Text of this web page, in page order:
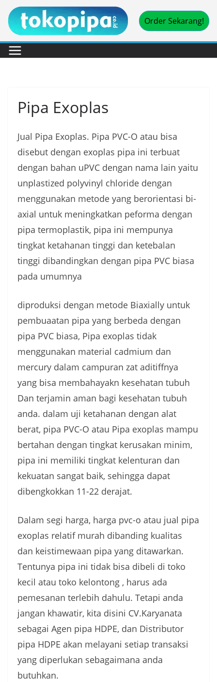
Skip
content
Order Sekarang!
Pipa Exoplas
Jual Pipa Exoplas. Pipa PVC-O atau bisa
disebut dengan exoplas pipa ini terbuat
dengan bahan uPVC dengan nama lain yaitu
unplastized polyvinyl chloride dengan
menggunakan metode yang berorientasi bi-
axial untuk meningkatkan peforma dengan
pipa termoplastik, pipa ini mempunya
tingkat ketahanan tinggi dan ketebalan
tinggi dibandingkan dengan pipa PVC biasa
pada umumnya
diproduksi dengan metode Biaxially untuk
pembuaatan pipa yang berbeda dengan
pipa PVC biasa, Pipa exoplas tidak
menggunakan material cadmium dan
mercury dalam campuran zat aditiffnya
yang bisa membahayakn kesehatan tubuh
Dan terjamin aman bagi kesehatan tubuh
anda. dalam uji ketahanan dengan alat
berat, pipa PVC-O atau Pipa exoplas mampu
bertahan dengan tingkat kerusakan minim,
pipa ini memiliki tingkat kelenturan dan
kekuatan sangat baik, sehingga dapat
dibengkokkan 11-22 derajat.
Dalam segi harga, harga pvc-o atau jual pipa
exoplas relatif murah dibanding kualitas
dan keistimewaan pipa yang ditawarkan.
Tentunya pipa ini tidak bisa dibeli di toko
kecil atau toko kelontong , harus ada
pemesanan terlebih dahulu. Tetapi anda
jangan khawatir, kita disini CV.Karyanata
sebagai Agen pipa HDPE, dan Distributor
pipa HDPE akan melayani setiap transaksi
yang diperlukan sebagaimana anda
butuhkan.